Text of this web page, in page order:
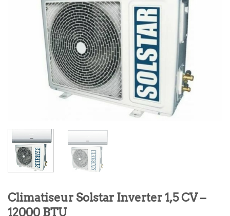
Climatiseur Solstar Inverter 1,5 CV –
12000 BTU